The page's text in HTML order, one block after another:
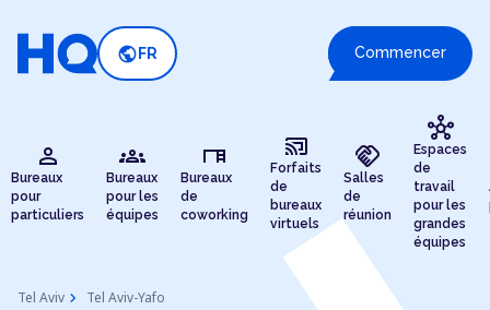
public FR Commencer
person
Bureaux
pour
particuliers
groups
Bureaux
pour les
équipes
desk
Bureaux
de
coworking
cast_connected
Forfaits
de
bureaux
virtuels
handshake
Salles
de
réunion
hub
Espaces
de
travail
pour les
grandes
équipes
Tel Aviv chevron_right Tel Aviv-Yafo